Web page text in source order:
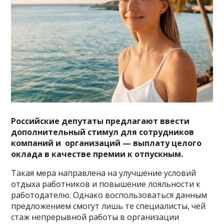
Российские депутаты предлагают ввести
дополнительный стимул для сотрудников
компаний и организаций — выплату целого
оклада в качестве премии к отпускным.
Такая мера направлена на улучшение условий
отдыха работников и повышение лояльности к
работодателю. Однако воспользоваться данным
предложением смогут лишь те специалисты, чей
стаж непрерывной работы в организации